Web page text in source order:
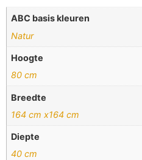
ABC basis kleuren
Natur
Hoogte
80 cm
Breedte
164 cm x164 cm
Diepte
40 cm